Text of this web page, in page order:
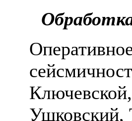
Ушковский,